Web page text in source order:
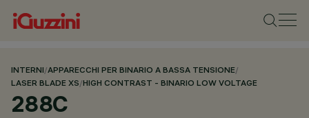
INTERNI/APPARECCHI PER BINARIO A BASSA TENSIONE/
LASER BLADE XS/HIGH CONTRAST - BINARIO LOW VOLTAGE
288C